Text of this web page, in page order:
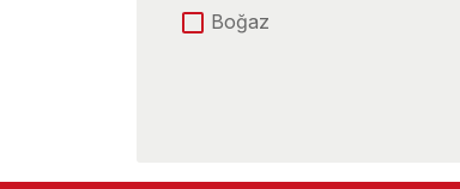
Boğaz